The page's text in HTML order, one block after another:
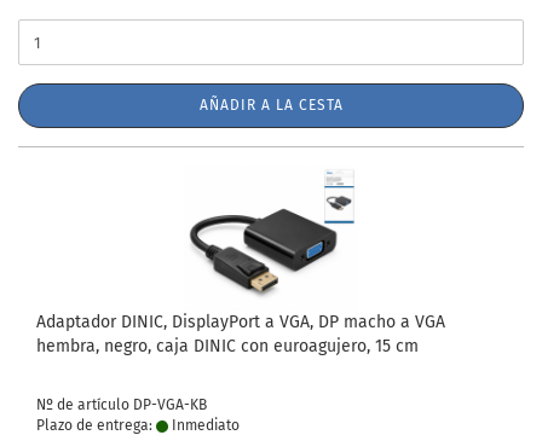
AÑADIR A LA CESTA
Adaptador DINIC, DisplayPort a VGA, DP macho a VGA
hembra, negro, caja DINIC con euroagujero, 15 cm
Nº de artículo DP-VGA-KB
Plazo de entrega:
Inmediato